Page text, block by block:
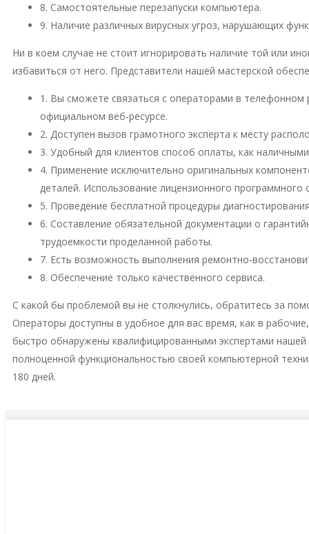
8. Самостоятельные перезапуски компьютера.
9. Наличие различных вирусных угроз, нарушающих
Ни в коем случае не стоит игнорировать наличие той или
избавиться от него. Представители нашей мастерской
1. Вы сможете связаться с операторами в
официальном веб-ресурсе.
2. Доступен вызов грамотного эксперта к месту
3. Удобный для клиентов способ оплаты, как
4. Применение исключительно оригинальных
деталей. Использование лицензионного
5. Проведение бесплатной процедуры
6. Составление обязательной документации о
трудоемкости проделанной работы.
7. Есть возможность выполнения ремонтно-
8. Обеспечение только качественного сервиса.
С какой бы проблемой вы не столкнулись, обратитесь за
Операторы доступны в удобное для вас время, как в
быстро обнаружены квалифицированными экспертами
полноценной функциональностью своей компьютерной
180 дней.